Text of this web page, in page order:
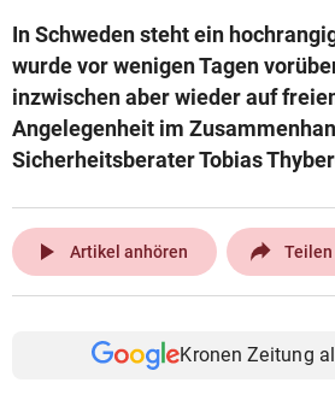
In Schweden steht ein
wurde vor wenigen Tagen
inzwischen aber wieder auf
Angelegenheit im
Sicherheitsberater Tobias
play_arrow Artikel anhören Teilen
Kronen Zeitung